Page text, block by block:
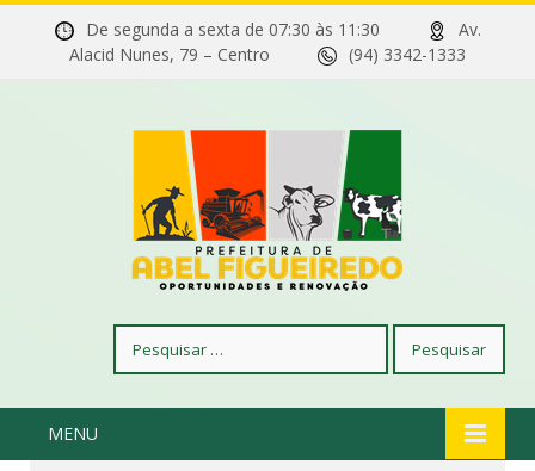
De segunda a sexta de 07:30 às 11:30
Av.
Alacid Nunes, 79 – Centro
(94) 3342-1333
por:
MENU